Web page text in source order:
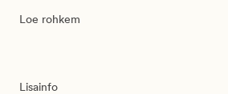
Loe rohkem
Lisainfo